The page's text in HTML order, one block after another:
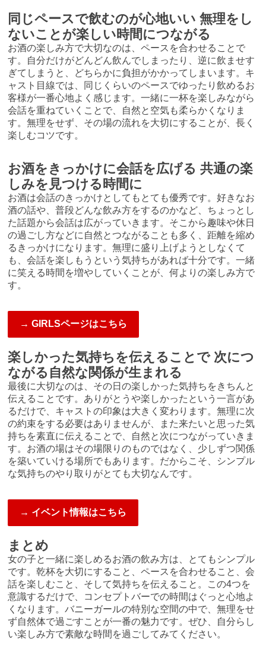
同じペースで飲むのが心地いい 無理をし
ないことが楽しい時間につながる
お酒の楽しみ方で大切なのは、ペースを合わせることで
す。自分だけがどんどん飲んでしまったり、逆に飲ませす
ぎてしまうと、どちらかに負担がかかってしまいます。キ
ャスト目線では、同じくらいのペースでゆったり飲めるお
客様が一番心地よく感じます。一緒に一杯を楽しみながら
会話を重ねていくことで、自然と空気も柔らかくなりま
す。無理をせず、その場の流れを大切にすることが、長く
楽しむコツです。
お酒をきっかけに会話を広げる 共通の楽
しみを見つける時間に
お酒は会話のきっかけとしてもとても優秀です。好きなお
酒の話や、普段どんな飲み方をするのかなど、ちょっとし
た話題から会話は広がっていきます。そこから趣味や休日
の過ごし方などに自然とつながることも多く、距離を縮め
るきっかけになります。無理に盛り上げようとしなくて
も、会話を楽しもうという気持ちがあれば十分です。一緒
に笑える時間を増やしていくことが、何よりの楽しみ方で
す。
→ GIRLSページはこちら
楽しかった気持ちを伝えることで 次につ
ながる自然な関係が生まれる
最後に大切なのは、その日の楽しかった気持ちをきちんと
伝えることです。ありがとうや楽しかったという一言があ
るだけで、キャストの印象は大きく変わります。無理に次
の約束をする必要はありませんが、また来たいと思った気
持ちを素直に伝えることで、自然と次につながっていきま
す。お酒の場はその場限りのものではなく、少しずつ関係
を築いていける場所でもあります。だからこそ、シンプル
な気持ちのやり取りがとても大切なんです。
→ イベント情報はこちら
まとめ
女の子と一緒に楽しめるお酒の飲み方は、とてもシンプル
です。乾杯を大切にすること、ペースを合わせること、会
話を楽しむこと、そして気持ちを伝えること。この4つを
意識するだけで、コンセプトバーでの時間はぐっと心地よ
くなります。バニーガールの特別な空間の中で、無理をせ
ず自然体で過ごすことが一番の魅力です。ぜひ、自分らし
い楽しみ方で素敵な時間を過ごしてみてください。